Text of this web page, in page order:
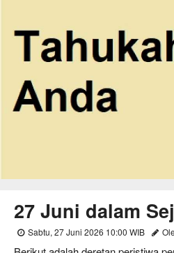
27 Juni dalam
Sabtu, 27 Juni 2026 10:00 WIB